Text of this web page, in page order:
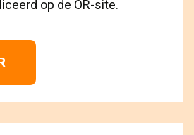
op de OR-site.